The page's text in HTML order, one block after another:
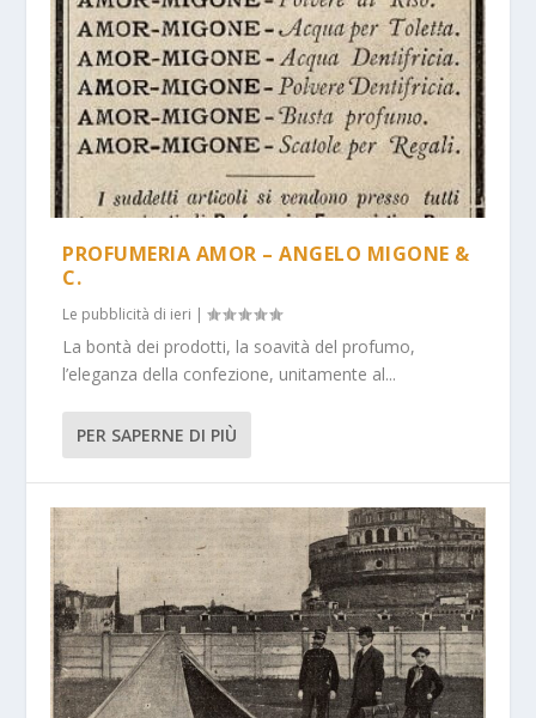
PROFUMERIA AMOR – ANGELO MIGONE &
C.
Le pubblicità di ieri |
La bontà dei prodotti, la soavità del profumo,
l’eleganza della confezione, unitamente al...
PER SAPERNE DI PIÙ